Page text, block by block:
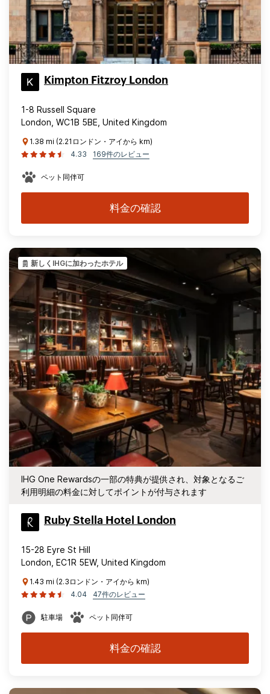
Kimpton Fitzroy London
1-8 Russell Square
London, WC1B 5BE, United Kingdom
1.38 mi (2.21ロンドン・アイから km)
4.33
169件のレビュー
ペット同伴可
料金の確認
新しくIHGに加わったホテル
IHG One Rewardsの一部の特典が提供され、対象となるご
利用明細の料金に対してポイントが付与されます
Ruby Stella Hotel London
15-28 Eyre St Hill
London, EC1R 5EW, United Kingdom
1.43 mi (2.3ロンドン・アイから km)
4.04
47件のレビュー
駐車場 ペット同伴可
料金の確認